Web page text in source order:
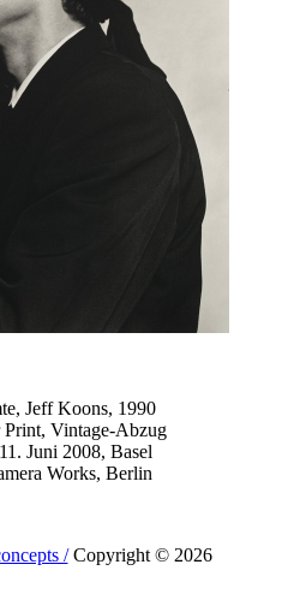
Jeff Koons, 1990
Vintage-Abzug
Juni 2008, Basel
Works, Berlin
/Copyright © 2026